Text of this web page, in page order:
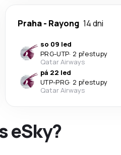
Praha- Rayong 14 dni
so 09 led
PRG-UTP· 2 přestupy
Qatar Airways
pá 22 led
UTP-PRG· 2 přestupy
Qatar Airways
eSky?